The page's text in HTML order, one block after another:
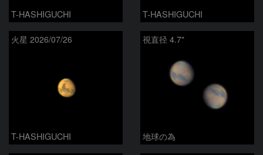
T-HASHIGUCHI T-HASHIGUCHI
火星 2026/07/26
T-HASHIGUCHI
視直径 4.7"
地球の為